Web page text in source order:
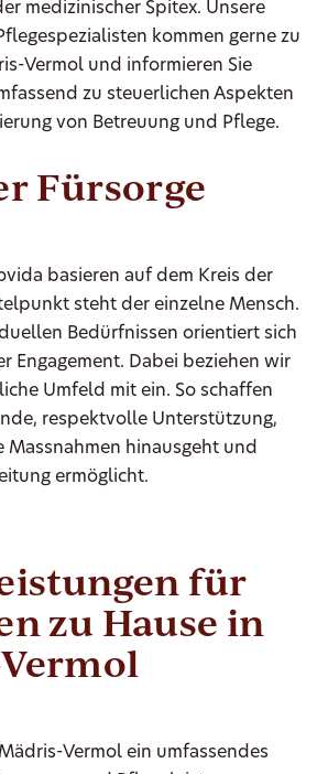
medizinischer Spitex. Unsere
kommen gerne zu
Vermol und informieren Sie
zu steuerlichen Aspekten
von Betreuung und Pflege.
Fürsorge
basieren auf dem Kreis der
steht der einzelne Mensch.
Bedürfnissen orientiert sich
Engagement. Dabei beziehen wir
Umfeld mit ein. So schaffen
respektvolle Unterstützung,
Massnahmen hinausgeht und
ermöglicht.
für
zu Hause in
Vermol ein umfassendes